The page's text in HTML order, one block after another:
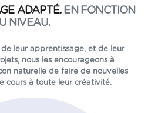
ADAPTÉ. EN FONCTION
NIVEAU.
leur apprentissage, et de leur
nous les encourageons à
naturelle de faire de nouvelles
cours à toute leur créativité.